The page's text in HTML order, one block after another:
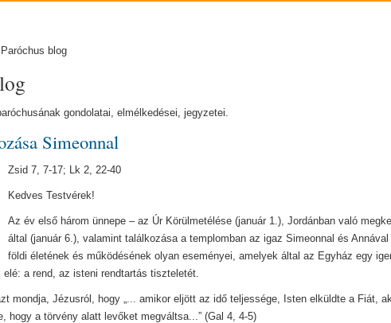
Paróchus blog
gondolatai, elmélkedései, jegyzetei.
Simeonnal
Zsid 7, 7-17; Lk 2, 22-40
Kedves Testvérek!
Az év első három ünnepe – az Úr Körülmetélése (január 1.), Jordánban való
által (január 6.), valamint találkozása a templomban az igaz Simeonnal és
földi életének és működésének olyan eseményei, amelyek által az Egyház egy
a rend, az isteni rendtartás tiszteletét.
mondja, Jézusról, hogy „... amikor eljött az idő teljessége, Isten elküldte a Fiát,
hogy a törvény alatt levőket megváltsa...” (Gal 4, 4-5)